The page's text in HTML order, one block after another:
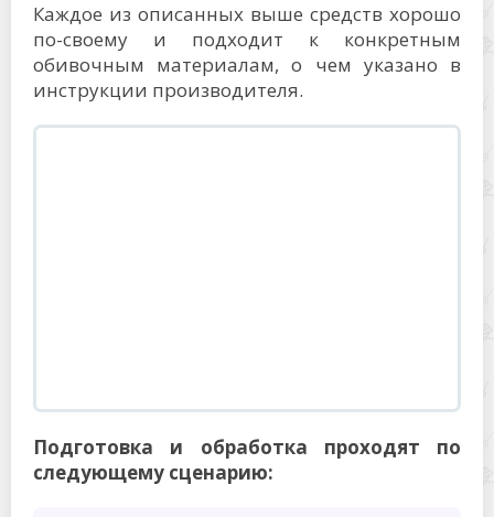
Каждое из описанных выше средств хорошо
по-своему и подходит к конкретным
обивочным материалам, о чем указано в
инструкции производителя.
Подготовка и обработка проходят по
следующему сценарию: